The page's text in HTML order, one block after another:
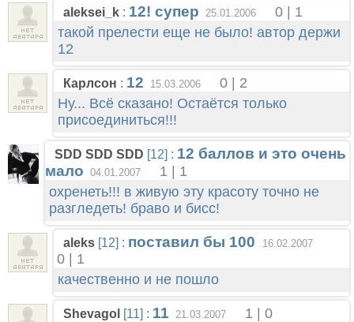
aleksei_k : 12! супер 25.01.2006
0 | 1
такой прелести еще не было! автор держи
12
Карлсон : 12 15.03.2006
0 | 2
Ну... Всё сказано! Остаётся только
присоединиться!!!
SDD SDD SDD [12] : 12 баллов и это очень
мало 04.01.2007
1 | 1
охренеть!!! в живую эту красоту точно не
разгледеть! браво и бисс!
aleks [12] : поставил бы 100 16.02.2007
0 | 1
качественно и не пошло
Shevagol [11] : 11 21.03.2007
1 | 0